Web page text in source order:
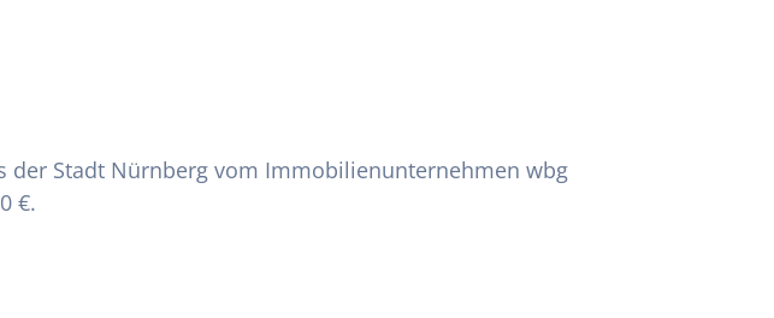
der Stadt Nürnberg vom Immobilienunternehmen wbg
€.